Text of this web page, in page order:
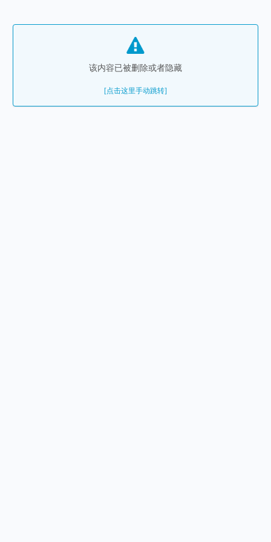
该内容已被删除或者隐藏
[点击这里手动跳转]